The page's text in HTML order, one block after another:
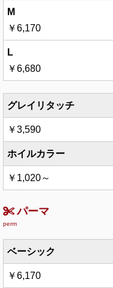
￥6,170
￥6,680
グレイリタッチ
￥3,590
ホイルカラー
￥1,020～
パーマ
perm
ベーシック
￥6,170